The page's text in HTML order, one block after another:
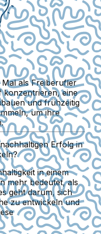
als Freiberufler
konzentrieren, eine
und frühzeitig
um ihre
Erfolg in
in einem
mehr bedeutet, als
geht darum, sich
zu entwickeln und